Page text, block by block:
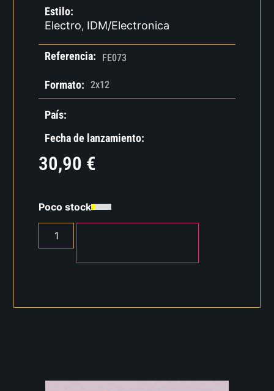
Estilo:
Electro, IDM/Electronica
Referencia: FE073
Formato: 2x12
País:
Fecha de lanzamiento:
30,90 €
Poco stock